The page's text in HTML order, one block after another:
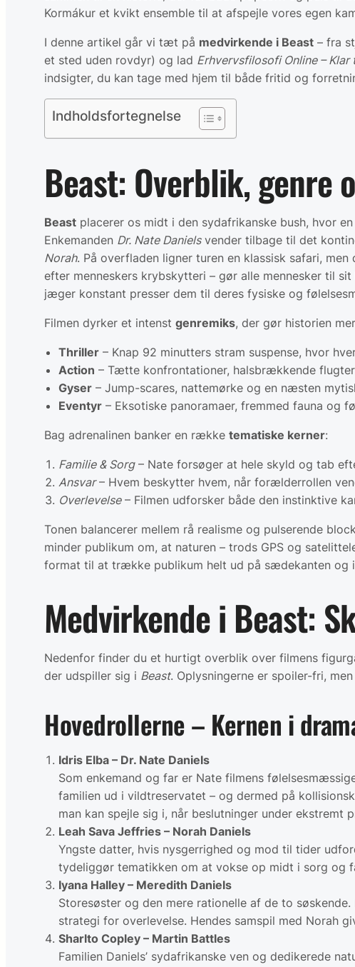
Kormákur et kvikt ensemble til at afspejle vores egen
I denne artikel går vi tæt på medvirkende i Beast – fra
et sted uden rovdyr) og lad Erhvervsfilosofi Online –
indsigter, du kan tage med hjem til både fritid og
Indholdsfortegnelse
Beast: Overblik, genre
Beast placerer os midt i den sydafrikanske bush, hvor
Enkemanden Dr. Nate Danielsvender tilbage til det
Norah. På overfladen ligner turen en klassisk safari,
efter menneskers krybskytteri – gør alle mennesker til
jæger konstant presser dem til deres fysiske og
Filmen dyrker et intenst genremiks, der gør historien
Thriller – Knap 92 minutters stram suspense, hvor
Action – Tætte konfrontationer, halsbrækkende
Gyser – Jump-scares, nattemørke og en næsten
Eventyr – Eksotiske panoramaer, fremmed fauna og
Bag adrenalinen banker en række tematiske kerner:
Familie & Sorg– Nate forsøger at hele skyld og tab
Ansvar– Hvem beskytter hvem, når forælderrollen
Overlevelse– Filmen udforsker både den instinktive
Tonen balancerer mellem rå realisme og pulserende
minder publikum om, at naturen – trods GPS og
format til at trække publikum helt ud på sædekanten og
Medvirkende i Beast:
Nedenfor finder du et hurtigt overblik over filmens
der udspiller sig i Beast. Oplysningerne er spoiler-fri,
Hovedrollerne – Kernen i
Idris Elba – Dr. Nate Daniels
Som enkemand og far er Nate filmens
familien ud i vildtreservatet – og dermed på
man kan spejle sig i, når beslutninger under ekstremt
Leah Sava Jeffries – Norah Daniels
Yngste datter, hvis nysgerrighed og mod til tider
tydeliggør tematikken om at vokse op midt i sorg og
Iyana Halley – Meredith Daniels
Storesøster og den mere rationelle af de to
strategi for overlevelse. Hendes samspil med Norah
Sharlto Copley – Martin Battles
Familien Daniels’ sydafrikanske ven og dedikerede